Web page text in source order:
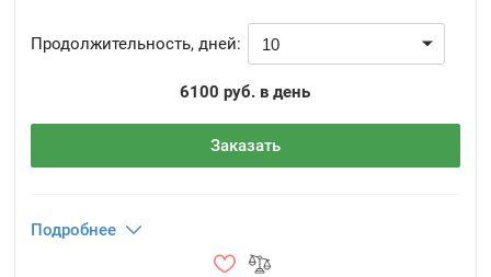
Продолжительность, дней:
6100 руб. в день
Заказать
Подробнее